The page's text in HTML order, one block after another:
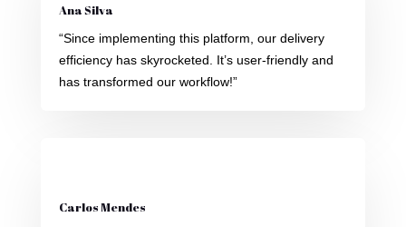
Ana Silva
“Since implementing this platform, our delivery
efficiency has skyrocketed. It’s user-friendly and
has transformed our workflow!”
Carlos Mendes